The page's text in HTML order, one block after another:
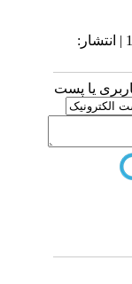
1396/6/6 | پذیرش: 1396/6/6 | انتشار:
یا پست